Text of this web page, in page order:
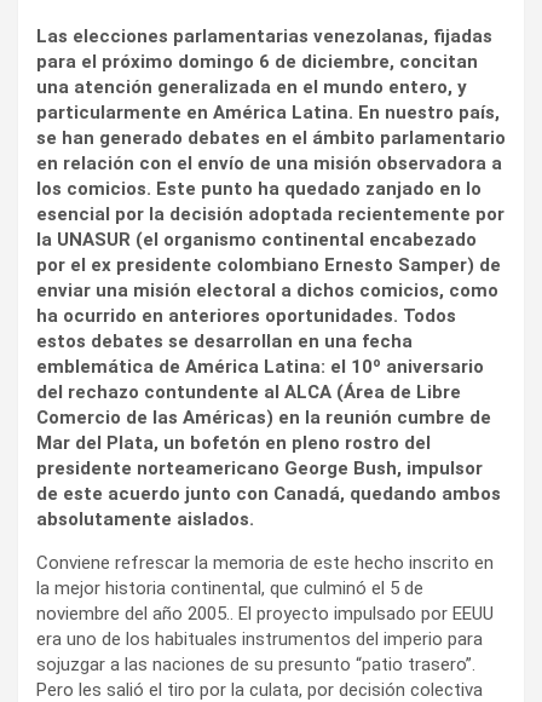
Las elecciones parlamentarias venezolanas, fijadas
para el próximo domingo 6 de diciembre, concitan
una atención generalizada en el mundo entero, y
particularmente en América Latina. En nuestro país,
se han generado debates en el ámbito parlamentario
en relación con el envío de una misión observadora a
los comicios. Este punto ha quedado zanjado en lo
esencial por la decisión adoptada recientemente por
la UNASUR (el organismo continental encabezado
por el ex presidente colombiano Ernesto Samper) de
enviar una misión electoral a dichos comicios, como
ha ocurrido en anteriores oportunidades. Todos
estos debates se desarrollan en una fecha
emblemática de América Latina: el 10º aniversario
del rechazo contundente al ALCA (Área de Libre
Comercio de las Américas) en la reunión cumbre de
Mar del Plata, un bofetón en pleno rostro del
presidente norteamericano George Bush, impulsor
de este acuerdo junto con Canadá, quedando ambos
absolutamente aislados.
Conviene refrescar la memoria de este hecho inscrito en
la mejor historia continental, que culminó el 5 de
noviembre del año 2005.. El proyecto impulsado por EEUU
era uno de los habituales instrumentos del imperio para
sojuzgar a las naciones de su presunto “patio trasero”.
Pero les salió el tiro por la culata, por decisión colectiva